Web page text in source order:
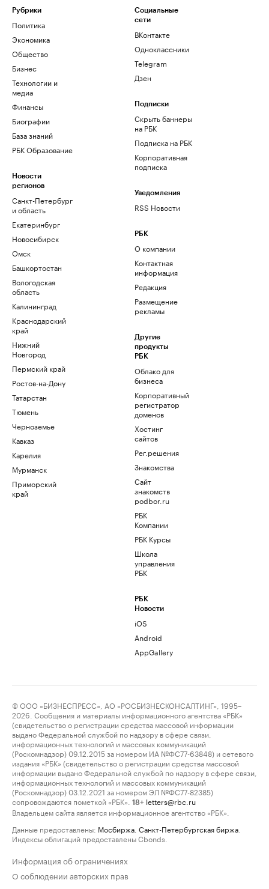
Рубрики
Политика
Экономика
Общество
Бизнес
Технологии и
медиа
Финансы
Биографии
База знаний
РБК Образование
Новости
регионов
Санкт-Петербург
и область
Екатеринбург
Новосибирск
Омск
Башкортостан
Вологодская
область
Калининград
Краснодарский
край
Нижний
Новгород
Пермский край
Ростов-на-Дону
Татарстан
Тюмень
Черноземье
Кавказ
Карелия
Мурманск
Приморский
край
Социальные
сети
ВКонтакте
Одноклассники
Telegram
Дзен
Подписки
Скрыть баннеры
на РБК
Подписка на РБК
Корпоративная
подписка
Уведомления
RSS Новости
РБК
О компании
Контактная
информация
Редакция
Размещение
рекламы
Другие
продукты
РБК
Облако для
бизнеса
Корпоративный
регистратор
доменов
Хостинг
сайтов
Рег.решения
Знакомства
Сайт
знакомств
podbor.ru
РБК
Компании
РБК Курсы
Школа
управления
РБК
РБК
Новости
iOS
Android
AppGallery
© ООО «БИЗНЕСПРЕСС», АО «РОСБИЗНЕСКОНСАЛТИНГ», 1995–
2026. Сообщения и материалы информационного агентства «РБК»
(свидетельство о регистрации средства массовой информации
выдано Федеральной службой по надзору в сфере связи,
информационных технологий и массовых коммуникаций
(Роскомнадзор) 09.12.2015 за номером ИА №ФС77-63848) и сетевого
издания «РБК» (свидетельство о регистрации средства массовой
информации выдано Федеральной службой по надзору в сфере связи,
информационных технологий и массовых коммуникаций
(Роскомнадзор) 03.12.2021 за номером ЭЛ №ФС77-82385)
сопровождаются пометкой «РБК».
18+ letters@rbc.ru
Владельцем сайта является информационное агентство «РБК».
Данные предоставлены: Мосбиржа Санкт-Петербургская биржа
Индексы облигаций предоставлены Cbonds.
Информация об ограничениях
О соблюдении авторских прав